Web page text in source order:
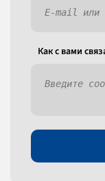
Как c вами